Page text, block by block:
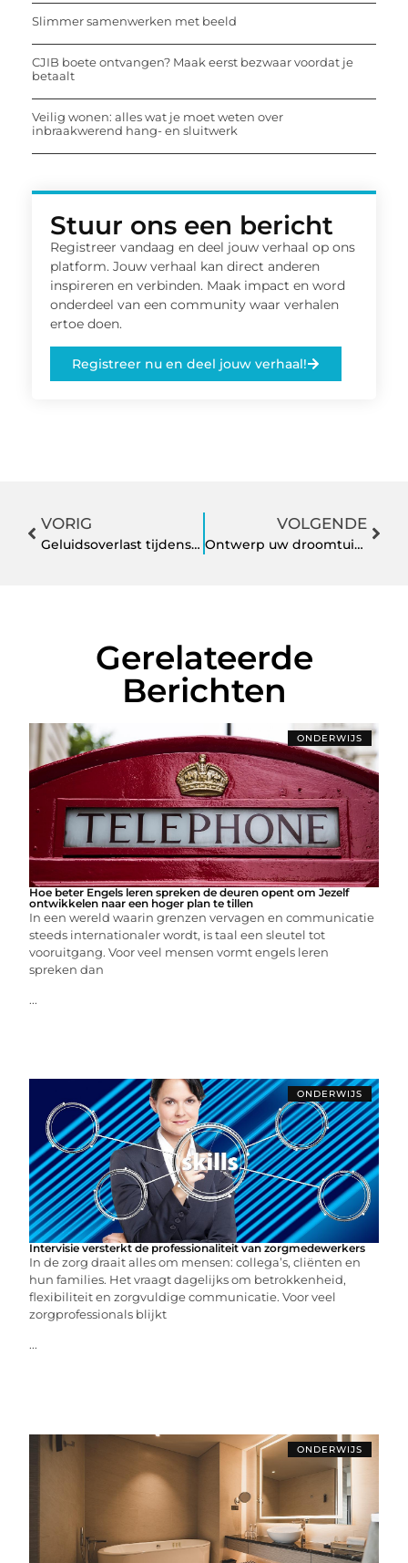
Slimmer samenwerken met beeld
CJIB boete ontvangen? Maak eerst bezwaar voordat je
betaalt
Veilig wonen: alles wat je moet weten over
inbraakwerend hang- en sluitwerk
Stuur ons een bericht
Registreer vandaag en deel jouw verhaal op ons
platform. Jouw verhaal kan direct anderen
inspireren en verbinden. Maak impact en word
onderdeel van een community waar verhalen
ertoe doen.
Registreer nu en deel jouw verhaal!
VORIG
Geluidsoverlast tijdens het boren? Dacht het niet!
VOLGENDE
Ontwerp uw droomtuin met een professioneel tuinontwerpbureau
Gerelateerde
Berichten
ONDERWIJS
Hoe beter Engels leren spreken de deuren opent om Jezelf
ontwikkelen naar een hoger plan te tillen
In een wereld waarin grenzen vervagen en communicatie
steeds internationaler wordt, is taal een sleutel tot
vooruitgang. Voor veel mensen vormt engels leren
spreken dan
...
ONDERWIJS
Intervisie versterkt de professionaliteit van zorgmedewerkers
In de zorg draait alles om mensen: collega’s, cliënten en
hun families. Het vraagt dagelijks om betrokkenheid,
flexibiliteit en zorgvuldige communicatie. Voor veel
zorgprofessionals blijkt
...
ONDERWIJS